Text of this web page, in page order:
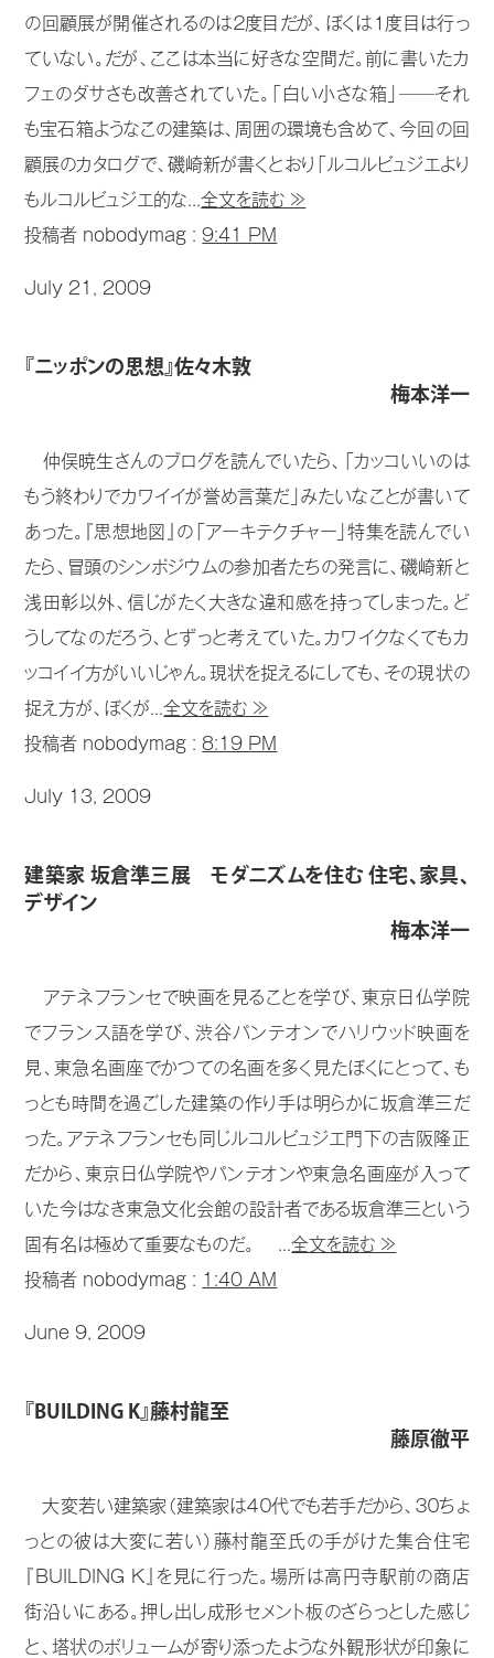
の回顧展が開催されるのは２度目だが、ぼくは１度目は行っ
ていない。だが、ここは本当に好きな空間だ。前に書いたカ
フェのダサさも改善されていた。「白い小さな箱」──それ
も宝石箱ようなこの建築は、周囲の環境も含めて、今回の回
顧展のカタログで、磯崎新が書くとおり「ルコルビュジエより
もルコルビュジエ的な...全文を読む ≫
投稿者 nobodymag :9:41 PM
July 21, 2009
『ニッポンの思想』佐々木敦
梅本洋一
仲俣暁生さんのブログを読んでいたら、「カッコいいのは
もう終わりでカワイイが誉め言葉だ」みたいなことが書いて
あった。『思想地図』の「アーキテクチャー」特集を読んでい
たら、冒頭のシンポジウムの参加者たちの発言に、磯崎新と
浅田彰以外、信じがたく大きな違和感を持ってしまった。ど
うしてなのだろう、とずっと考えていた。カワイクなくてもカ
ッコイイ方がいいじゃん。現状を捉えるにしても、その現状の
捉え方が、ぼくが...全文を読む ≫
投稿者 nobodymag :8:19 PM
July 13, 2009
建築家 坂倉準三展 モダニズムを住む 住宅、家具、
デザイン
梅本洋一
アテネフランセで映画を見ることを学び、東京日仏学院
でフランス語を学び、渋谷パンテオンでハリウッド映画を
見、東急名画座でかつての名画を多く見たぼくにとって、も
っとも時間を過ごした建築の作り手は明らかに坂倉準三だ
った。アテネフランセも同じルコルビュジエ門下の吉阪隆正
だから、東京日仏学院やパンテオンや東急名画座が入って
いた今はなき東急文化会館の設計者である坂倉準三という
固有名は極めて重要なものだ。 ...全文を読む ≫
投稿者 nobodymag : 1:40 AM
June 9, 2009
『BUILDING K』藤村龍至
藤原徹平
大変若い建築家（建築家は４０代でも若手だから、３０ちょ
っとの彼は大変に若い）藤村龍至氏の手がけた集合住宅
『BUILDING K』を見に行った。場所は高円寺駅前の商店
街沿いにある。押し出し成形セメント板のざらっとした感じ
と、塔状のボリュームが寄り添ったような外観形状が印象に